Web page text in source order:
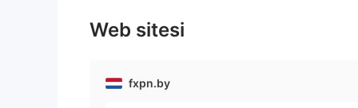
Web sitesi
fxpn.by